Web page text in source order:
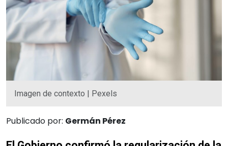
Imagen de contexto | Pexels
Publicado por: Germán Pérez